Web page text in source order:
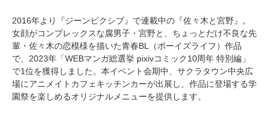
2016年より『ジーンピクシブ』で連載中の『佐々木と宮野』。
女顔がコンプレックスな腐男子・宮野と、ちょっとだけ不良な先
輩・佐々木の恋模様を描いた青春BL（ボーイズライフ）作品
で、2023年「WEBマンガ総選挙 pixivコミック10周年 特別編」
で1位を獲得しました。本イベント会期中、サクラタウン中央広
場にアニメイトカフェキッチンカーが出展し、作品に登場する学
園祭を楽しめるオリジナルメニューを提供します。